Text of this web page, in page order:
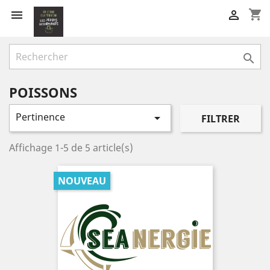
 shopping_cart


POISSONS
Pertinence  FILTRER
Affichage 1-5 de 5 article(s)
NOUVEAU